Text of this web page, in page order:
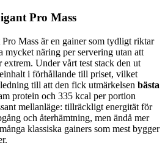
Pro Mass
Mass är en gainer som tydligt riktar
näring per servering utan att
Under vårt test stack den ut
i förhållande till priset, vilket
till att den fick utmärkelsen bästa
protein och 335 kcal per portion
mellanläge: tillräckligt energität för
och återhämtning, men ändå mer
klassiska gainers som mest bygger